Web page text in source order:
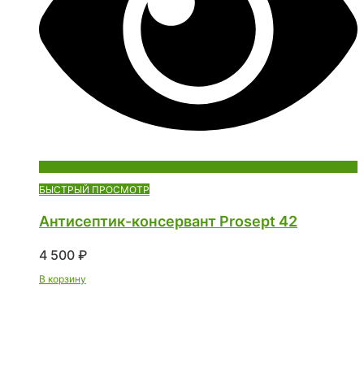
БЫСТРЫЙ ПРОСМОТР
Антисептик-консервант Prosept 42
4 500 ₽
В корзину